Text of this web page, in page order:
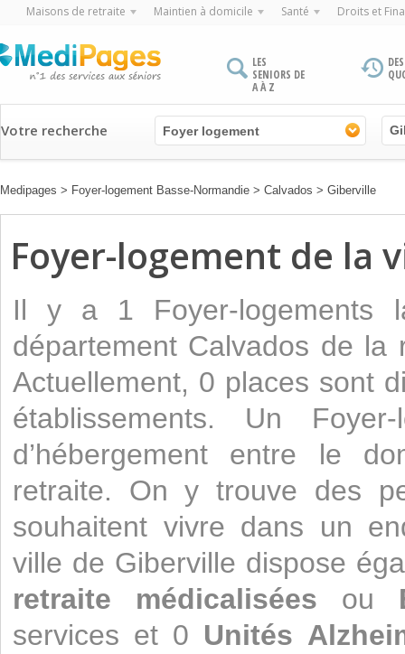
Maisons de retraite Maintien à domicile Santé Droits et
LES
SENIORS DE
A À Z
Votre recherche Foyer logement
Medipages > Foyer-logement Basse-Normandie > Calvados > Giberville
Foyer-logement de la
Il y a 1 Foyer-logements
département Calvados de la
Actuellement, 0 places sont
établissements. Un
d’hébergement entre le
retraite. On y trouve des
souhaitent vivre dans un
ville de Giberville dispose
retraite médicalisées ou
services et 0 Unités